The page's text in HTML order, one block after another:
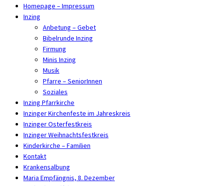
Homepage – Impressum
Inzing
Anbetung – Gebet
Bibelrunde Inzing
Firmung
Minis Inzing
Musik
Pfarre – SeniorInnen
Soziales
Inzing Pfarrkirche
Inzinger Kirchenfeste im Jahreskreis
Inzinger Osterfestkreis
Inzinger Weihnachtsfestkreis
Kinderkirche – Familien
Kontakt
Krankensalbung
Maria Empfängnis, 8. Dezember